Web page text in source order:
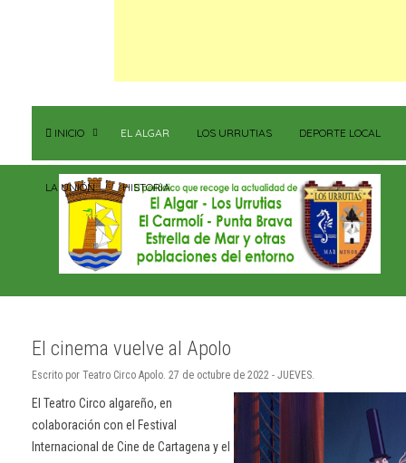
INICIO EL ALGAR LOS URRUTIAS DEPORTE LOCAL
LA UNIÓN HISTORIA
El cinema vuelve al Apolo
Escrito por Teatro Circo Apolo. 27 de octubre de 2022 - JUEVES.
El Teatro Circo algareño, en
colaboración con el Festival
Internacional de Cine de Cartagena y el